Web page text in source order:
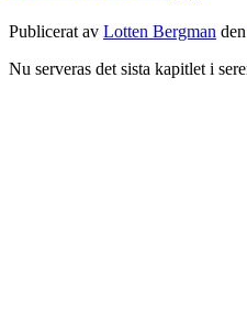
Publicerat av Lotten Bergman den
Nu serveras det sista kapitlet i